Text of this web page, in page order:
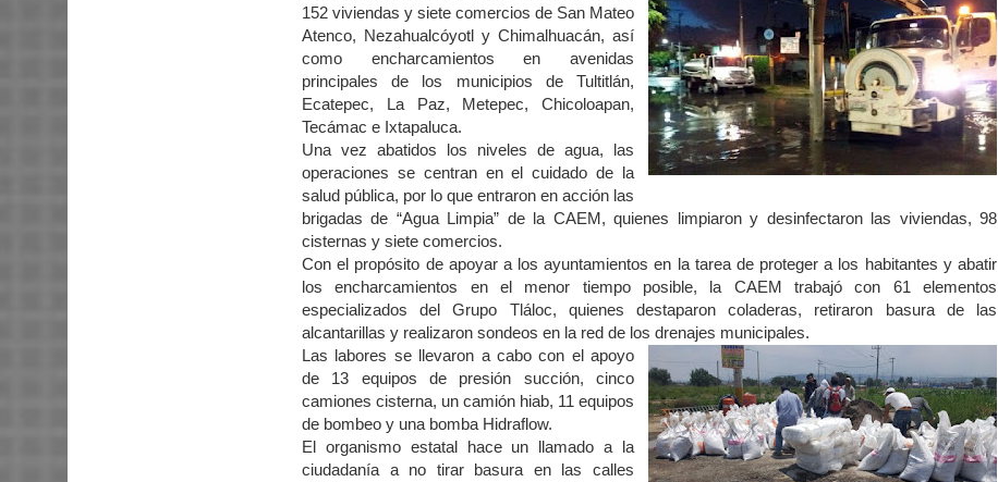
152 viviendas y siete comercios de San Mateo
Atenco, Nezahualcóyotl y Chimalhuacán, así
como encharcamientos en avenidas
principales de los municipios de Tultitlán,
Ecatepec, La Paz, Metepec, Chicoloapan,
Tecámac e Ixtapaluca.
Una vez abatidos los niveles de agua, las
operaciones se centran en el cuidado de la
salud pública, por lo que entraron en acción las
brigadas de “Agua Limpia” de la CAEM, quienes limpiaron y desinfectaron las viviendas, 98
cisternas y siete comercios.
Con el propósito de apoyar a los ayuntamientos en la tarea de proteger a los habitantes y abatir
los encharcamientos en el menor tiempo posible, la CAEM trabajó con 61 elementos
especializados del Grupo Tláloc, quienes destaparon coladeras, retiraron basura de las
alcantarillas y realizaron sondeos en la red de los drenajes municipales.
Las labores se llevaron a cabo con el apoyo
de 13 equipos de presión succión, cinco
camiones cisterna, un camión hiab, 11 equipos
de bombeo y una bomba Hidraflow.
El organismo estatal hace un llamado a la
ciudadanía a no tirar basura en las calles